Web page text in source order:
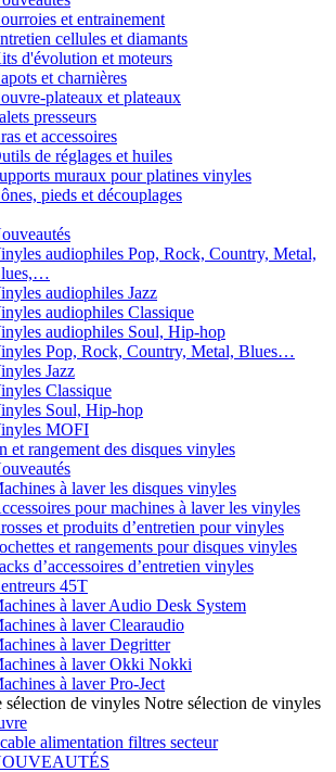
et entrainement
cellules et diamants
d'évolution et moteurs
et charnières
plateaux et plateaux
presseurs
et accessoires
de réglages et huiles
muraux pour platines vinyles
pieds et découplages
audiophiles Pop, Rock, Country, Metal,
audiophiles Jazz
audiophiles Classique
audiophiles Soul, Hip-hop
Pop, Rock, Country, Metal, Blues…
Jazz
Classique
Soul, Hip-hop
MOFI
et rangement des disques vinyles
à laver les disques vinyles
pour machines à laver les vinyles
et produits d’entretien pour vinyles
et rangements pour disques vinyles
d’accessoires d’entretien vinyles
45T
à laver Audio Desk System
à laver Clearaudio
à laver Degritter
à laver Okki Nokki
à laver Pro-Ject
Notre sélection de vinyles
alimentation filtres secteur